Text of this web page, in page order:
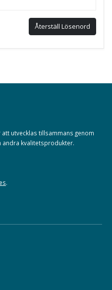
Återställ Lösenord
utvecklas tillsammans genom
andra kvalitetsprodukter.
.